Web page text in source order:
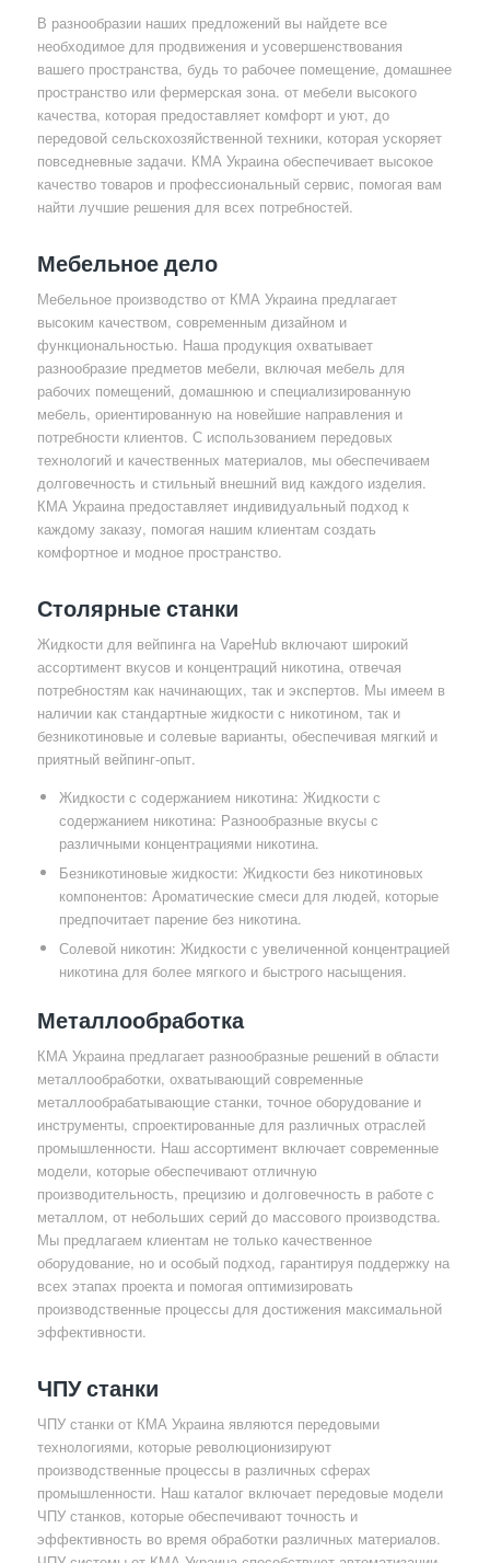
В разнообразии наших предложений вы найдете все
необходимое для продвижения и усовершенствования
вашего пространства, будь то рабочее помещение, домашнее
пространство или фермерская зона. от мебели высокого
качества, которая предоставляет комфорт и уют, до
передовой сельскохозяйственной техники, которая ускоряет
повседневные задачи. КМА Украина обеспечивает высокое
качество товаров и профессиональный сервис, помогая вам
найти лучшие решения для всех потребностей.
Мебельное дело
Мебельное производство от КМА Украина предлагает
высоким качеством, современным дизайном и
функциональностью. Наша продукция охватывает
разнообразие предметов мебели, включая мебель для
рабочих помещений, домашнюю и специализированную
мебель, ориентированную на новейшие направления и
потребности клиентов. С использованием передовых
технологий и качественных материалов, мы обеспечиваем
долговечность и стильный внешний вид каждого изделия.
КМА Украина предоставляет индивидуальный подход к
каждому заказу, помогая нашим клиентам создать
комфортное и модное пространство.
Столярные станки
Жидкости для вейпинга на VapeHub включают широкий
ассортимент вкусов и концентраций никотина, отвечая
потребностям как начинающих, так и экспертов. Мы имеем в
наличии как стандартные жидкости с никотином, так и
безникотиновые и солевые варианты, обеспечивая мягкий и
приятный вейпинг-опыт.
Жидкости с содержанием никотина: Жидкости с
содержанием никотина: Разнообразные вкусы с
различными концентрациями никотина.
Безникотиновые жидкости: Жидкости без никотиновых
компонентов: Ароматические смеси для людей, которые
предпочитает парение без никотина.
Солевой никотин: Жидкости с увеличенной концентрацией
никотина для более мягкого и быстрого насыщения.
Металлообработка
КМА Украина предлагает разнообразные решений в области
металлообработки, охватывающий современные
металлообрабатывающие станки, точное оборудование и
инструменты, спроектированные для различных отраслей
промышленности. Наш ассортимент включает современные
модели, которые обеспечивают отличную
производительность, прецизию и долговечность в работе с
металлом, от небольших серий до массового производства.
Мы предлагаем клиентам не только качественное
оборудование, но и особый подход, гарантируя поддержку на
всех этапах проекта и помогая оптимизировать
производственные процессы для достижения максимальной
эффективности.
ЧПУ станки
ЧПУ станки от КМА Украина являются передовыми
технологиями, которые революционизируют
производственные процессы в различных сферах
промышленности. Наш каталог включает передовые модели
ЧПУ станков, которые обеспечивают точность и
эффективность во время обработки различных материалов.